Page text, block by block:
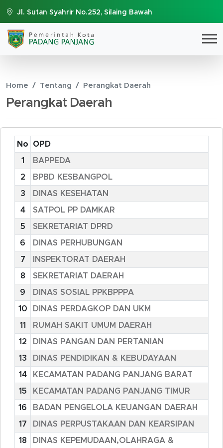
Jl. Sutan Syahrir No.252, Silaing Bawah
Home Tentang Perangkat Daerah
Perangkat Daerah
No OPD
1 BAPPEDA
2 BPBD KESBANGPOL
3 DINAS KESEHATAN
4 SATPOL PP DAMKAR
5 SEKRETARIAT DPRD
6 DINAS PERHUBUNGAN
7 INSPEKTORAT DAERAH
8 SEKRETARIAT DAERAH
9 DINAS SOSIAL PPKBPPPA
10 DINAS PERDAGKOP DAN UKM
11 RUMAH SAKIT UMUM DAERAH
12 DINAS PANGAN DAN PERTANIAN
13 DINAS PENDIDIKAN & KEBUDAYAAN
14 KECAMATAN PADANG PANJANG BARAT
15 KECAMATAN PADANG PANJANG TIMUR
16 BADAN PENGELOLA KEUANGAN DAERAH
17 DINAS PERPUSTAKAAN DAN KEARSIPAN
18
DINAS KEPEMUDAAN,OLAHRAGA &